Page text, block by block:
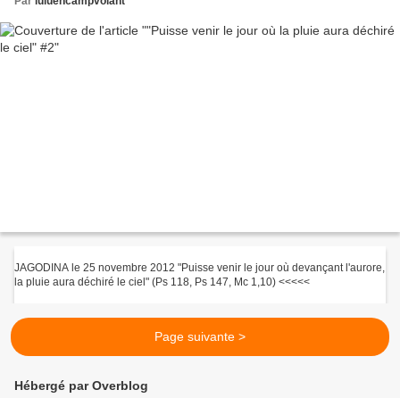
JAGODINA le 25 novembre 2012 "Puisse venir le jour où devançant l'aurore,
la pluie aura déchiré le ciel" (Ps 118, Ps 147, Mc 1,10) <<<<<
Page suivante >
Hébergé par Overblog